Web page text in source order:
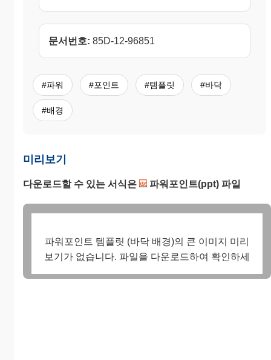
문서번호: 85D-12-96851
#파워 #포인트 #템플릿 #바닥
#배경
미리보기
다운로드할 수 있는 서식은 파워포인트(ppt) 파일
파워포인트 템플릿 (바닥 배경)의 큰 이미지 미리
보기가 없습니다. 파일을 다운로드하여 확인하세
요.